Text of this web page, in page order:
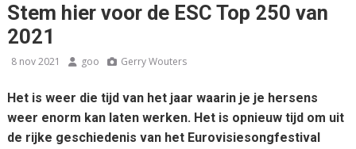
Stem hier voor de ESC Top 250 van
2021
8 nov 2021 goo Gerry Wouters
Het is weer die tijd van het jaar waarin je je hersens
weer enorm kan laten werken. Het is opnieuw tijd om uit
de rijke geschiedenis van het Eurovisiesongfestival